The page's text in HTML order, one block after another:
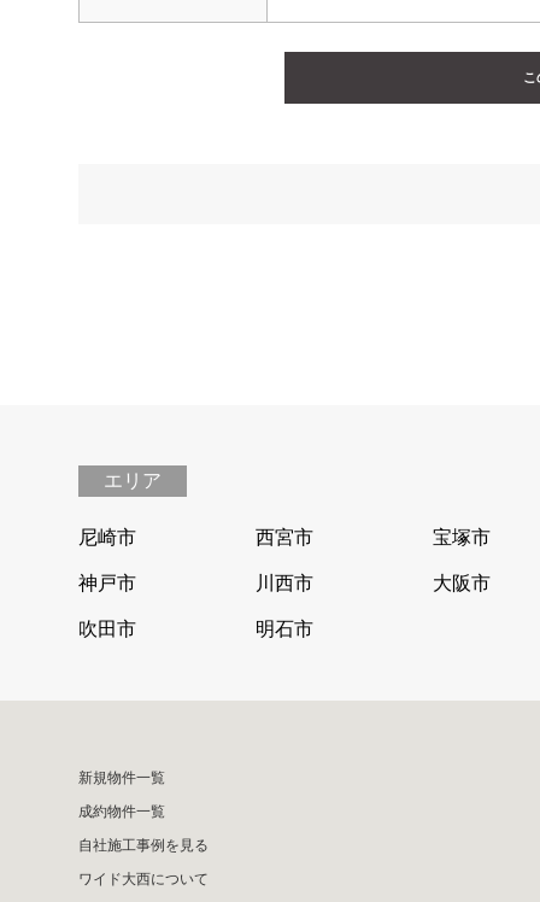
こ
エリア
尼崎市 西宮市 宝塚市
神戸市 川西市 大阪市
吹田市 明石市
新規物件一覧
成約物件一覧
自社施工事例を見る
ワイド大西について